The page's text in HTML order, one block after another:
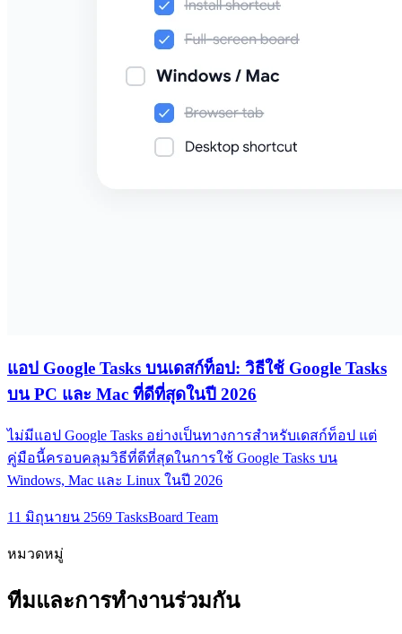
แอป Google Tasks บนเดสก์ท็อป: วิธีใช้ Google Tasks
บน PC และ Mac ที่ดีที่สุดในปี 2026
ไม่มีแอป Google Tasks อย่างเป็นทางการสำหรับเดสก์ท็อป แต่
คู่มือนี้ครอบคลุมวิธีที่ดีที่สุดในการใช้ Google Tasks บน
Windows, Mac และ Linux ในปี 2026
11 มิถุนายน 2569 TasksBoard Team
หมวดหมู่
ทีมและการทำงานร่วมกัน